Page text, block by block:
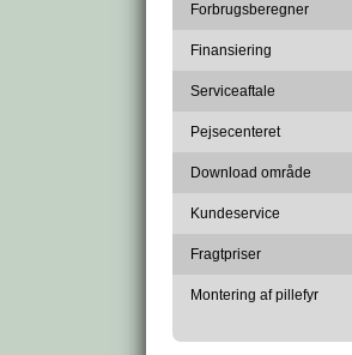
Forbrugsberegner
Finansiering
Serviceaftale
Pejsecenteret
Download område
Kundeservice
Fragtpriser
Montering af pillefyr